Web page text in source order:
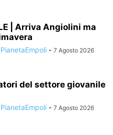
| Arriva Angiolini ma
- 7 Agosto 2026
del settore giovanile
- 7 Agosto 2026